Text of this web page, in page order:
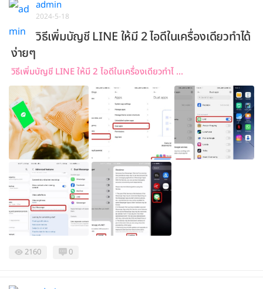
admin
2024-5-18
วิธีเพิ่มบัญชี LINE ให้มี 2 ไอดีในเครื่องเดียวทำได้
ง่ายๆ
วิธีเพิ่มบัญชี LINE ให้มี 2 ไอดีในเครื่องเดียวทำไ ...
2160 0